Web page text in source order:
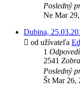
Posledný
Ne Mar
Dubina,
od užívateľa
1 Odpovedí
2541
Posledný
Št Mar 26,